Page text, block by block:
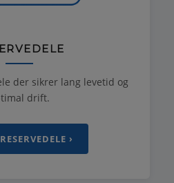
der sikrer lang levetid og
drift.
›